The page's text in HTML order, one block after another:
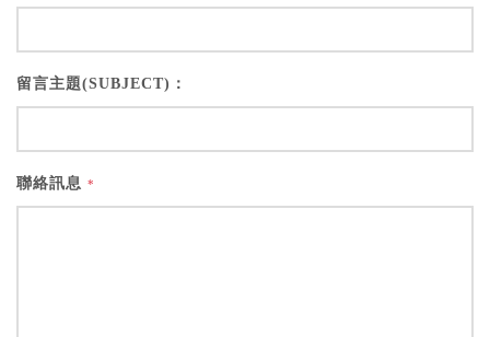
留言主題(SUBJECT)：
聯絡訊息 *